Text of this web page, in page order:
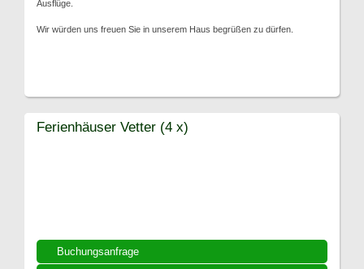
Ausflüge.
Wir würden uns freuen Sie in unserem Haus begrüßen zu dürfen.
Buchungsanfrage
Ferienhäuser Vetter (4 x)